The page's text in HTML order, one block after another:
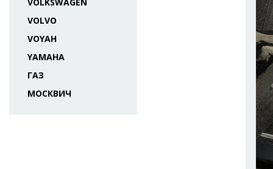
VOLVO
VOYAH
YAMAHA
ГАЗ
МОСКВИЧ